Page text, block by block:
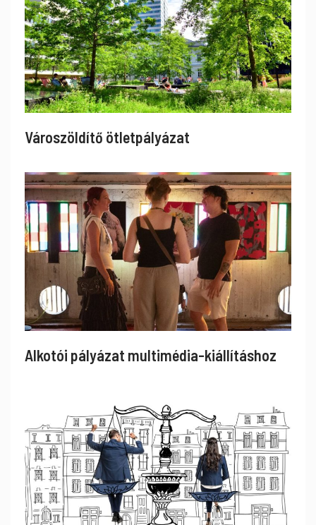
Városzöldítő ötletpályázat
Alkotói pályázat multimédia-kiállításhoz